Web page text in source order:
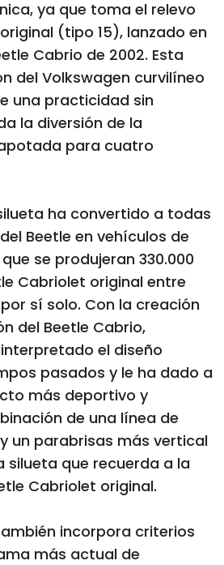
ya que toma el relevo
(tipo 15), lanzado en
Cabrio de 2002. Esta
del Volkswagen curvilíneo
una practicidad sin
la diversión de la
para cuatro
ha convertido a todas
Beetle en vehículos de
se produjeran 330.000
Cabriolet original entre
por sí solo. Con la creación
del Beetle Cabrio,
el diseño
pasados y le ha dado a
más deportivo y
de una línea de
un parabrisas más vertical
silueta que recuerda a la
Cabriolet original.
incorpora criterios
más actual de